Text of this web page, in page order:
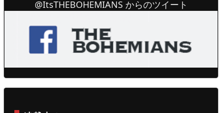
@ItsTHEBOHEMIANS からのツイート